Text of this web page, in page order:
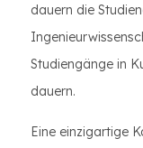
dauern die
Studiengänge in
dauern.
Eine einzigartige